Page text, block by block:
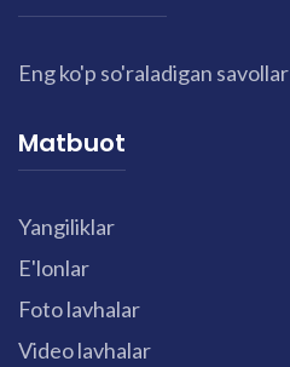
Eng ko'p so'raladigan savollar
Matbuot
Yangiliklar
E'lonlar
Foto lavhalar
Video lavhalar